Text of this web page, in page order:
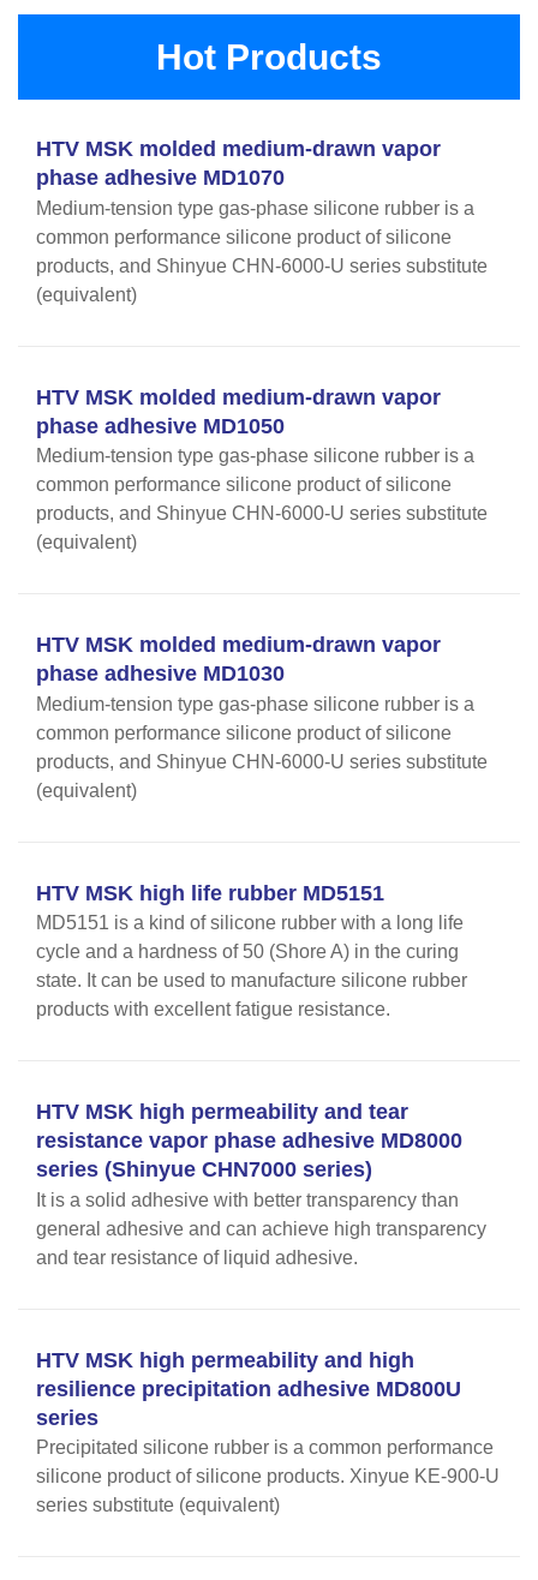
Hot Products
HTV MSK molded medium-drawn vapor
phase adhesive MD1070
Medium-tension type gas-phase silicone rubber is a
common performance silicone product of silicone
products, and Shinyue CHN-6000-U series substitute
(equivalent)
HTV MSK molded medium-drawn vapor
phase adhesive MD1050
Medium-tension type gas-phase silicone rubber is a
common performance silicone product of silicone
products, and Shinyue CHN-6000-U series substitute
(equivalent)
HTV MSK molded medium-drawn vapor
phase adhesive MD1030
Medium-tension type gas-phase silicone rubber is a
common performance silicone product of silicone
products, and Shinyue CHN-6000-U series substitute
(equivalent)
HTV MSK high life rubber MD5151
MD5151 is a kind of silicone rubber with a long life
cycle and a hardness of 50 (Shore A) in the curing
state. It can be used to manufacture silicone rubber
products with excellent fatigue resistance.
HTV MSK high permeability and tear
resistance vapor phase adhesive MD8000
series (Shinyue CHN7000 series)
It is a solid adhesive with better transparency than
general adhesive and can achieve high transparency
and tear resistance of liquid adhesive.
HTV MSK high permeability and high
resilience precipitation adhesive MD800U
series
Precipitated silicone rubber is a common performance
silicone product of silicone products. Xinyue KE-900-U
series substitute (equivalent)